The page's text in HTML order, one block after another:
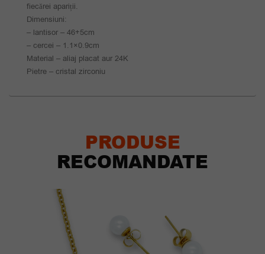
fiecărei apariții.
Dimensiuni:
– lantisor – 46+5cm
– cercei – 1.1×0.9cm
Material – aliaj placat aur 24K
Pietre – cristal zirconiu
PRODUSE
RECOMANDATE